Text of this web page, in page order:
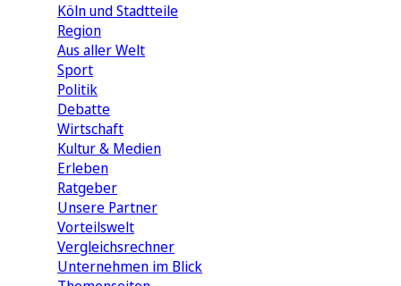
Köln und Stadtteile
Region
Aus aller Welt
Sport
Politik
Debatte
Wirtschaft
Kultur & Medien
Erleben
Ratgeber
Unsere Partner
Vorteilswelt
Vergleichsrechner
Unternehmen im Blick